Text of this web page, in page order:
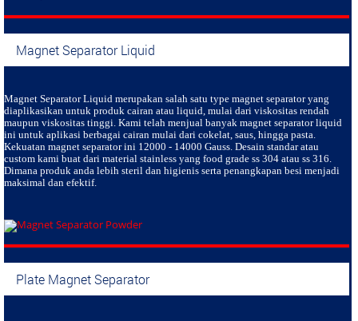
Magnet Separator Liquid
Magnet Separator Liquid merupakan salah satu type magnet separator yang
diaplikasikan untuk produk cairan atau liquid, mulai dari viskositas rendah
maupun viskositas tinggi. Kami telah menjual banyak magnet separator liquid
ini untuk aplikasi berbagai cairan mulai dari cokelat, saus, hingga pasta.
Kekuatan magnet separator ini 12000 - 14000 Gauss. Desain standar atau
custom kami buat dari material stainless yang food grade ss 304 atau ss 316.
Dimana produk anda lebih steril dan higienis serta penangkapan besi menjadi
maksimal dan efektif.
Plate Magnet Separator